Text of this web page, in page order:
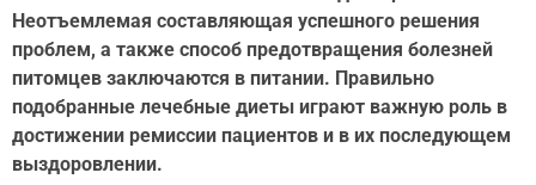
Неотъемлемая составляющая успешного решения
проблем, а также способ предотвращения болезней
питомцев заключаются в питании. Правильно
подобранные лечебные диеты играют важную роль в
достижении ремиссии пациентов и в их последующем
выздоровлении.